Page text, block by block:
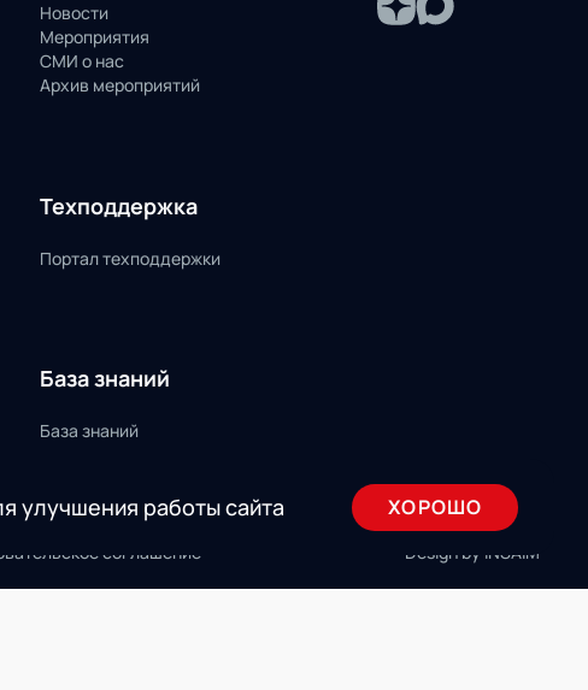
Новости
Мероприятия
СМИ о нас
Архив мероприятий
Техподдержка
Портал техподдержки
База знаний
База знаний
соглашение Design by INSAIM
улучшения работы сайта ХОРОШО